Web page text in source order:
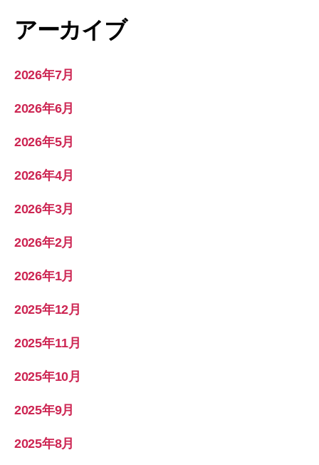
アーカイブ
2026年7月
2026年6月
2026年5月
2026年4月
2026年3月
2026年2月
2026年1月
2025年12月
2025年11月
2025年10月
2025年9月
2025年8月